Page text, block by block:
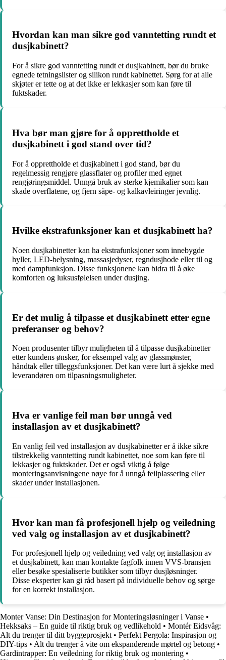
Hvordan kan man sikre god vanntetting rundt et
dusjkabinett?
For å sikre god vanntetting rundt et dusjkabinett, bør du bruke
egnede tetningslister og silikon rundt kabinettet. Sørg for at alle
skjøter er tette og at det ikke er lekkasjer som kan føre til
fuktskader.
Hva bør man gjøre for å opprettholde et
dusjkabinett i god stand over tid?
For å opprettholde et dusjkabinett i god stand, bør du
regelmessig rengjøre glassflater og profiler med egnet
rengjøringsmiddel. Unngå bruk av sterke kjemikalier som kan
skade overflatene, og fjern såpe- og kalkavleiringer jevnlig.
Hvilke ekstrafunksjoner kan et dusjkabinett ha?
Noen dusjkabinetter kan ha ekstrafunksjoner som innebygde
hyller, LED-belysning, massasjedyser, regndusjhode eller til og
med dampfunksjon. Disse funksjonene kan bidra til å øke
komforten og luksusfølelsen under dusjing.
Er det mulig å tilpasse et dusjkabinett etter egne
preferanser og behov?
Noen produsenter tilbyr muligheten til å tilpasse dusjkabinetter
etter kundens ønsker, for eksempel valg av glassmønster,
håndtak eller tilleggsfunksjoner. Det kan være lurt å sjekke med
leverandøren om tilpasningsmuligheter.
Hva er vanlige feil man bør unngå ved
installasjon av et dusjkabinett?
En vanlig feil ved installasjon av dusjkabinetter er å ikke sikre
tilstrekkelig vanntetting rundt kabinettet, noe som kan føre til
lekkasjer og fuktskader. Det er også viktig å følge
monteringsanvisningene nøye for å unngå feilplassering eller
skader under installasjonen.
Hvor kan man få profesjonell hjelp og veiledning
ved valg og installasjon av et dusjkabinett?
For profesjonell hjelp og veiledning ved valg og installasjon av
et dusjkabinett, kan man kontakte fagfolk innen VVS-bransjen
eller besøke spesialiserte butikker som tilbyr dusjløsninger.
Disse eksperter kan gi råd basert på individuelle behov og sørge
for en korrekt installasjon.
Monter Vanse: Din Destinasjon for Monteringsløsninger i Vanse •
Hekksaks – En guide til riktig bruk og vedlikehold • Montér Eidsvåg:
Alt du trenger til ditt byggeprosjekt • Perfekt Pergola: Inspirasjon og
DIY-tips • Alt du trenger å vite om ekspanderende mørtel og betong •
Gardintrapper: En veiledning for riktig bruk og montering •